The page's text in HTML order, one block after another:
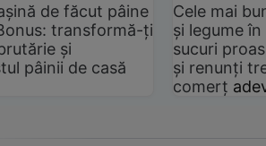
de făcut pâine
transformă-ți
și
pâinii de casă
Cele mai
și legume
sucuri
și renunți
comerț